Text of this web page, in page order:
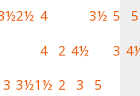
2½ 4 3½ 5
5
4 2 4½ 3
3 3½1½ 2 3
5